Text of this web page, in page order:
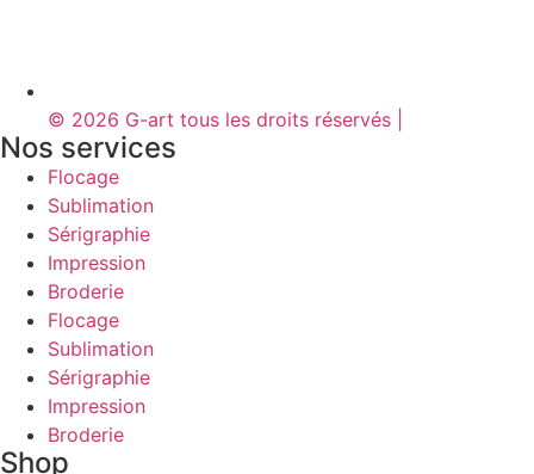
© 2026 G-art tous les droits réservés |
Nos services
Flocage
Sublimation
Sérigraphie
Impression
Broderie
Flocage
Sublimation
Sérigraphie
Impression
Broderie
Shop